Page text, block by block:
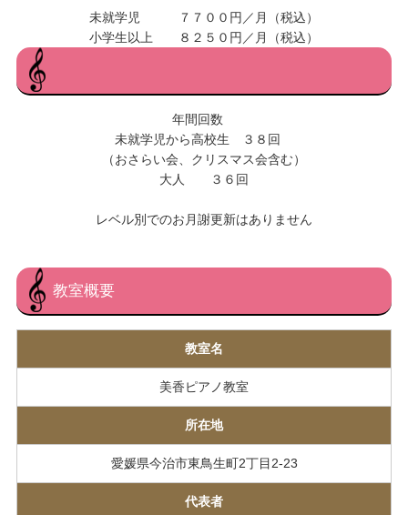
未就学児 ７７００円／月（税込）
小学生以上 ８２５０円／月（税込）
年間回数
未就学児から高校生 ３８回
（おさらい会、クリスマス会含む）
大人 ３６回
レベル別でのお月謝更新はありません
教室概要
教室名
美香ピアノ教室
所在地
愛媛県今治市東鳥生町2丁目2-23
代表者